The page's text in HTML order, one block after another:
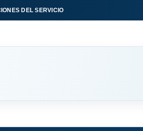
DEL SERVICIO